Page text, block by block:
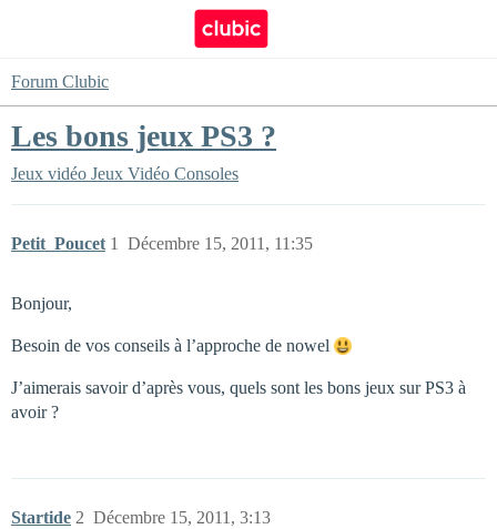
Forum Clubic
Les bons jeux PS3 ?
Jeux vidéo Jeux Vidéo Consoles
Petit_Poucet Décembre 15, 2011, 11:35
1
Bonjour,
Besoin de vos conseils à l’approche de nowel
J’aimerais savoir d’après vous, quels sont les bons jeux sur PS3 à
avoir ?
Startide Décembre 15, 2011, 3:13
2